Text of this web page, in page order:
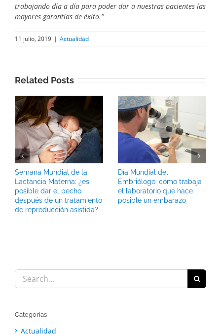
trabajando día a día para poder dar a nuestras pacientes las
mayores garantías de éxito.”
11 julio, 2019 | Actualidad
Related Posts
Semana Mundial de la
Lactancia Materna: ¿es
posible dar el pecho
después de un tratamiento
de reproducción asistida?
Día Mundial del
Embriólogo: cómo trabaja
el laboratorio que hace
posible un embarazo
Search
for:
Categorías
Actualidad